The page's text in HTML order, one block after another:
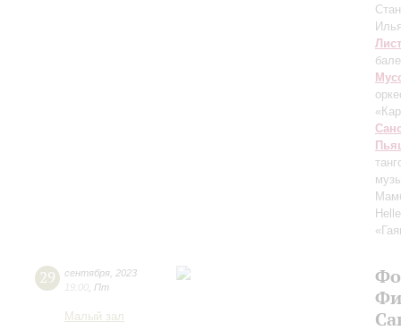
Лист
29 сентября 2023
19:00 Пт
Малый зал